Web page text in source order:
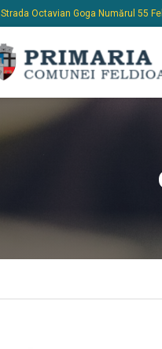
Strada Octavian Goga Numărul 55